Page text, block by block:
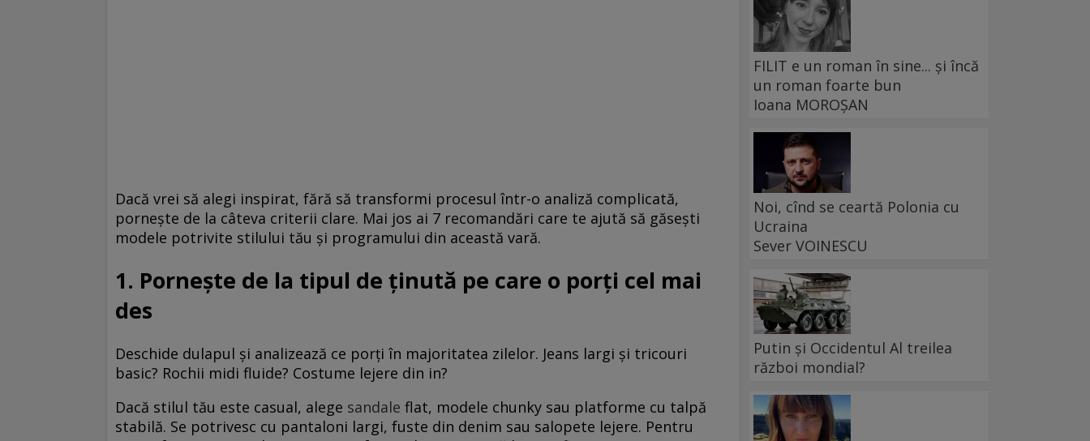
Dacă vrei să alegi inspirat, fără să transformi procesul într-o analiză complicată,
pornește de la câteva criterii clare. Mai jos ai 7 recomandări care te ajută să găsești
modele potrivite stilului tău și programului din această vară.
1. Pornește de la tipul de ținută pe care o porți cel mai
des
Deschide dulapul și analizează ce porți în majoritatea zilelor. Jeans largi și tricouri
basic? Rochii midi fluide? Costume lejere din in?
Dacă stilul tău este casual, alege sandale flat, modele chunky sau platforme cu talpă
stabilă. Se potrivesc cu pantaloni largi, fuste din denim sau salopete lejere. Pentru
FILIT e un roman în sine... și încă
un roman foarte bun
Ioana MOROȘAN
Noi, cînd se ceartă Polonia cu
Ucraina
Sever VOINESCU
Putin și Occidentul Al treilea
război mondial?